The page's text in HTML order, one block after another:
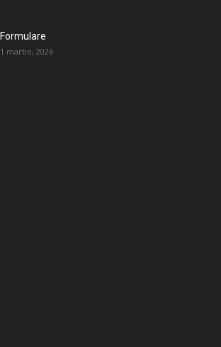
Formulare
1 martie, 2026